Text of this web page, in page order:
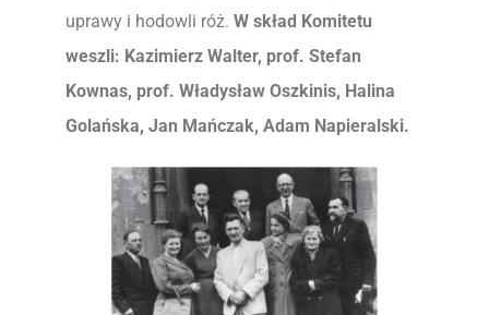
uprawy i hodowli róż. W skład Komitetu
weszli: Kazimierz Walter, prof. Stefan
Kownas, prof. Władysław Oszkinis, Halina
Golańska, Jan Mańczak, Adam Napieralski.